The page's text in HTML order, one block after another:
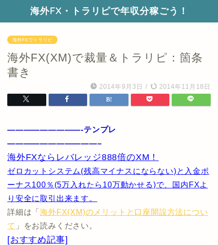
海外FX・トラリピで年収分稼ごう！
海外FXでトラリピ
海外FX(XM)で裁量＆トラリピ：箇条
書き
2014年9月3日 / 2014年11月18日
—————————-テンプレ
———————————–
海外FXならレバレッジ888倍のXM！
ゼロカットシステム(残高マイナスにならない)と入金ボ
ーナス100％(5万入れたら10万動かせる)で、国内FXよ
り安全に取引出来ます。
詳細は「海外FX(XM)のメリットと口座開設方法につい
て 」をお読みください。
[おすすめ記事]